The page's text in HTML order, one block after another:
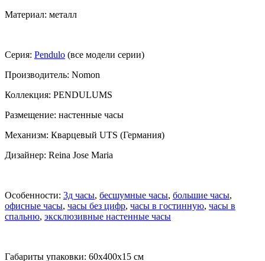
Материал: металл
Серия: Pendulo (все модели серии)
Производитель: Nomon
Коллекция: PENDULUMS
Размещение: настенные часы
Механизм: Кварцевый UTS (Германия)
Дизайнер: Reina Jose Maria
Особенности: 3д часы, бесшумные часы, большие часы,
офисные часы, часы без цифр, часы в гостинную, часы в
спальню, эксклюзивные настенные часы
Габариты упаковки: 60x400x15 см